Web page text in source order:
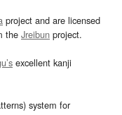
project and are licensed
the Jreibun project.
excellent kanji
system for